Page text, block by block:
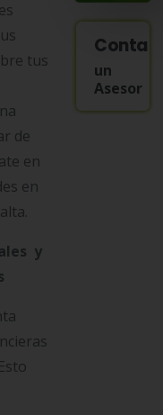
tus
de
en
en
y
un
Asesor